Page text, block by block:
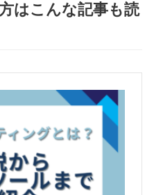
はこんな記事も読